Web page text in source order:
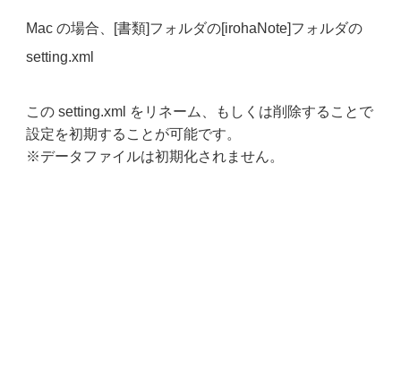
Mac の場合、[書類]フォルダの[irohaNote]フォルダの
setting.xml
この setting.xml をリネーム、もしくは削除することで
設定を初期することが可能です。
※データファイルは初期化されません。